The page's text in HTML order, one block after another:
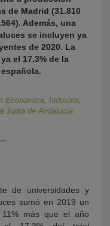
de Madrid (31.810
Además, una
se incluyen ya
de 2020. La
el 17,3% de la
Económica, Industria,
Junta de Andalucía
de universidades y
sumó en 2019 un
más que el año